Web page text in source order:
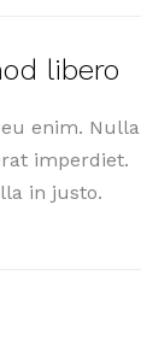
libero
enim. Nulla
imperdiet.
in justo.